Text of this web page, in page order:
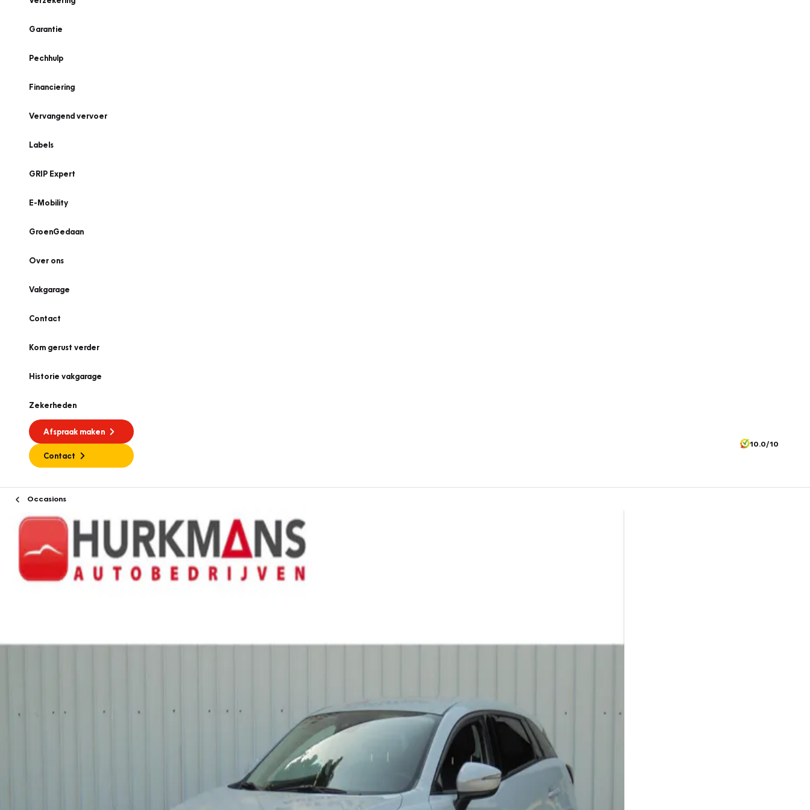
Garantie
Pechhulp
Financiering
Vervangend vervoer
Labels
GRIP Expert
E-Mobility
GroenGedaan
Over ons
Vakgarage
Contact
Kom gerust verder
Historie vakgarage
Zekerheden
Afspraak maken
Contact
10.0/10
Occasions